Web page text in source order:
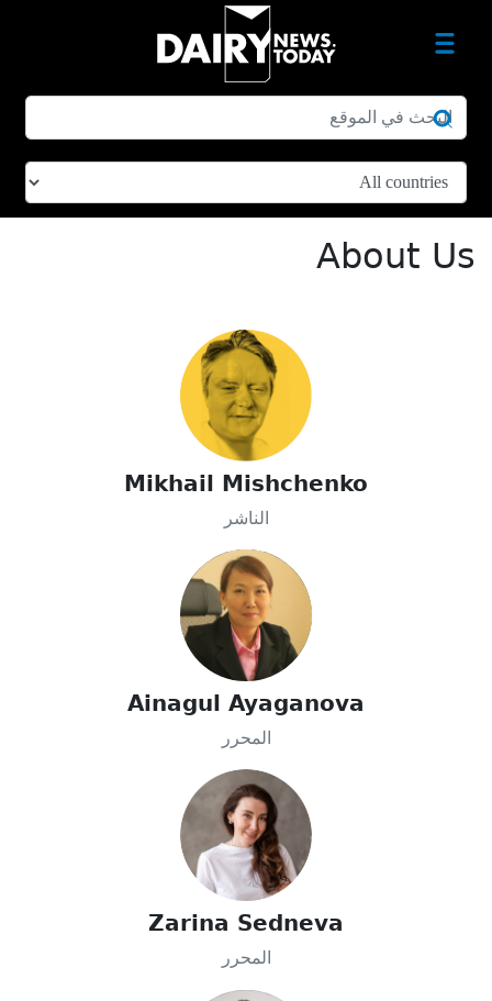
About Us
Mikhail Mishchenko
الناشر
Ainagul Ayaganova
المحرر
Zarina Sedneva
المحرر